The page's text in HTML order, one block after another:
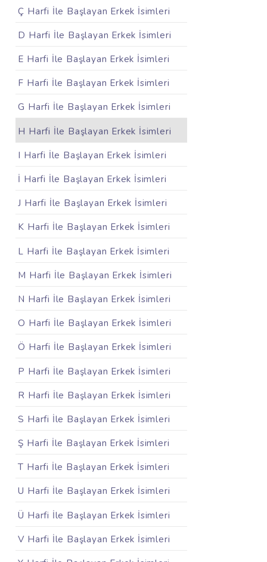
Ç Harfi İle Başlayan Erkek İsimleri
D Harfi İle Başlayan Erkek İsimleri
E Harfi İle Başlayan Erkek İsimleri
F Harfi İle Başlayan Erkek İsimleri
G Harfi İle Başlayan Erkek İsimleri
H Harfi İle Başlayan Erkek İsimleri
I Harfi İle Başlayan Erkek İsimleri
İ Harfi İle Başlayan Erkek İsimleri
J Harfi İle Başlayan Erkek İsimleri
K Harfi İle Başlayan Erkek İsimleri
L Harfi İle Başlayan Erkek İsimleri
M Harfi İle Başlayan Erkek İsimleri
N Harfi İle Başlayan Erkek İsimleri
O Harfi İle Başlayan Erkek İsimleri
Ö Harfi İle Başlayan Erkek İsimleri
P Harfi İle Başlayan Erkek İsimleri
R Harfi İle Başlayan Erkek İsimleri
S Harfi İle Başlayan Erkek İsimleri
Ş Harfi İle Başlayan Erkek İsimleri
T Harfi İle Başlayan Erkek İsimleri
U Harfi İle Başlayan Erkek İsimleri
Ü Harfi İle Başlayan Erkek İsimleri
V Harfi İle Başlayan Erkek İsimleri